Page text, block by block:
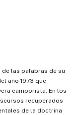
de las palabras de su
año 1973 que
camporista. En los
recuperados
de la doctrina